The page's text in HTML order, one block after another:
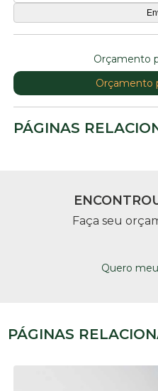
Orçamento
Orçamento
PÁGINAS
Faça seu
Quero
PÁGINAS